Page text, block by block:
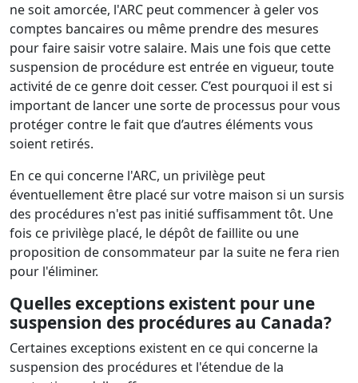
ne soit amorcée, l'ARC peut commencer à geler vos
comptes bancaires ou même prendre des mesures
pour faire saisir votre salaire. Mais une fois que cette
suspension de procédure est entrée en vigueur, toute
activité de ce genre doit cesser. C’est pourquoi il est si
important de lancer une sorte de processus pour vous
protéger contre le fait que d’autres éléments vous
soient retirés.
En ce qui concerne l'ARC, un privilège peut
éventuellement être placé sur votre maison si un sursis
des procédures n'est pas initié suffisamment tôt. Une
fois ce privilège placé, le dépôt de faillite ou une
proposition de consommateur par la suite ne fera rien
pour l'éliminer.
Quelles exceptions existent pour une
suspension des procédures au Canada?
Certaines exceptions existent en ce qui concerne la
suspension des procédures et l'étendue de la